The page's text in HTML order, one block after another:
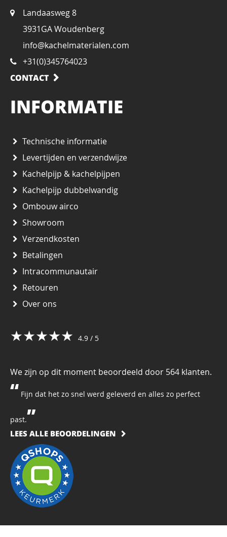
Landaasweg 8
3931GA Woudenberg
info@kachelmaterialen.com
+31(0)345764023
CONTACT
INFORMATIE
Technische informatie
Levertijden en verzendwijze
Kachelpijp & kachelpijpen
Kachelpijp dubbelwandig
Ombouw airco
Showroom
Verzendkosten
Betalingen
Intracommunautair
Retouren
Over ons
★★★★★ 4.9 / 5
We zijn op dit moment beoordeeld door 564 klanten.
Fijn dat het zo snel werd geleverd en alles zo perfect
past.
LEES ALLE BEOORDELINGEN